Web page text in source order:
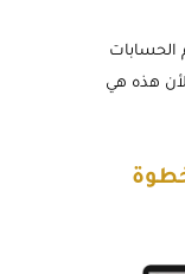
الحسابات
لأن هذه هي